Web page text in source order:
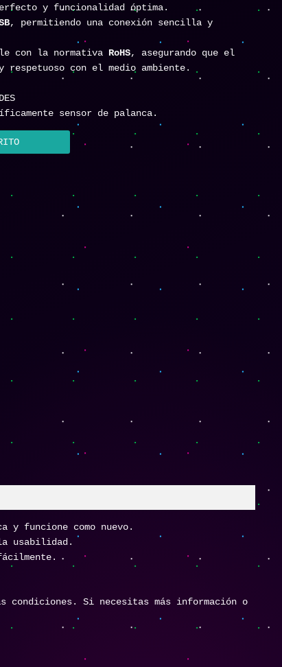
y funcionalidad óptima.
, permitiendo una conexión sencilla y
con la normativa RoHS, asegurando que el
respetuoso con el medio ambiente.
sensor de palanca.
funcione como nuevo.
usabilidad.
condiciones. Si necesitas más información o